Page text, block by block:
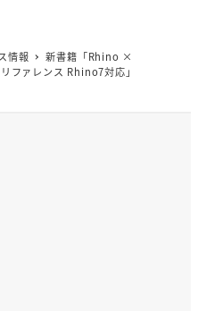
情報
新書籍「Rhino ×
ファレンス Rhino7対応」